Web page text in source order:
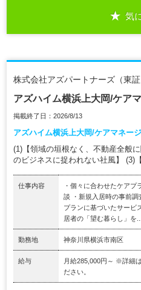
気
株式会社アズパートナーズ（東証
アズハイム横浜上大岡/ケア
掲載終了日：2026/8/13
アズハイム横浜上大岡/ケアマネー
(1)【領域の垣根なく、不動産全般
のビジネスに捉われない社風】 (3)
仕事内容
・個々に合わせたケアプ
談 ・新規入居時の事前調
プランに基づいたサービ
居者の「望む暮らし」を...
勤務地 神奈川県横浜市南区
給与
月給285,000円～ ※詳細
ださい。